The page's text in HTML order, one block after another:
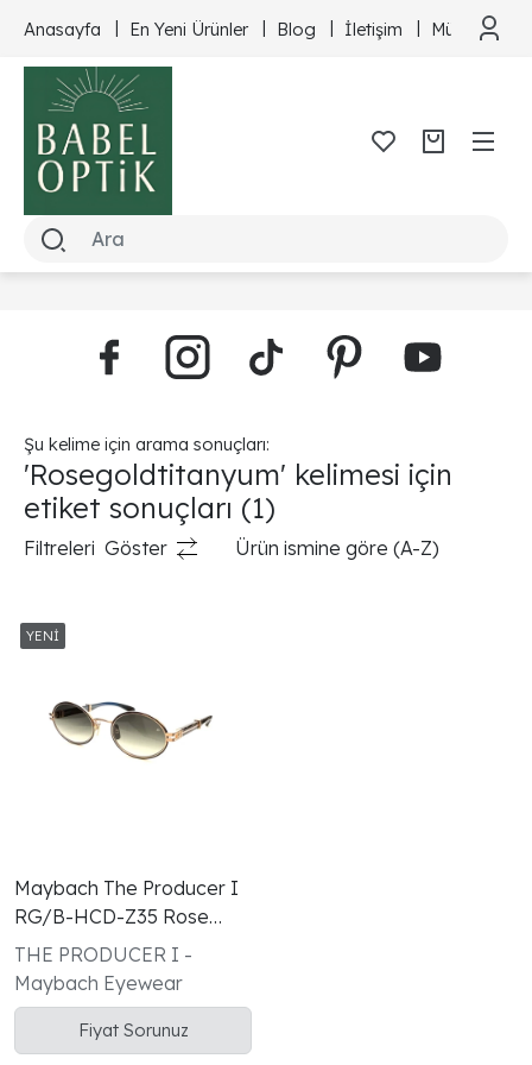
Anasayfa En Yeni Ürünler Blog İletişim Müşteri
Şu kelime için arama sonuçları:
'Rosegoldtitanyum' kelimesi için
etiket sonuçları (1)
Filtreleri Göster Ürün ismine göre (A-Z)
Maybach The Producer I
RG/B-HCD-Z35 Rose
Gold Gri Unisex Güneş
Gözlüğü
THE PRODUCER I -
Maybach Eyewear
Fiyat Sorunuz